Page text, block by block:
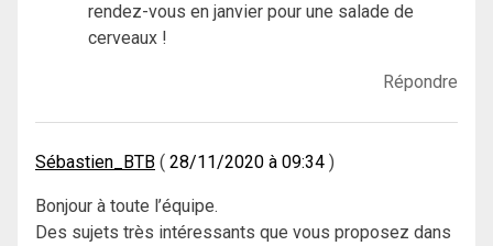
rendez-vous en janvier pour une salade de
cerveaux !
Répondre
Sébastien_BTB 28/11/2020 à 09:34
Bonjour à toute l’équipe.
Des sujets très intéressants que vous proposez dans